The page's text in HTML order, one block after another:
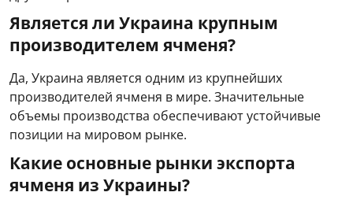
Является ли Украина крупным
производителем ячменя?
Да, Украина является одним из крупнейших
производителей ячменя в мире. Значительные
объемы производства обеспечивают устойчивые
позиции на мировом рынке.
Какие основные рынки экспорта
ячменя из Украины?